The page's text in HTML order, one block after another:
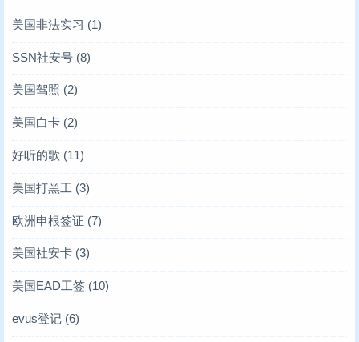
美国非法实习 (1)
SSN社安号 (8)
美国驾照 (2)
美国白卡 (2)
好听的歌 (11)
美国打黑工 (3)
欧洲申根签证 (7)
美国社安卡 (3)
美国EAD工签 (10)
evus登记 (6)